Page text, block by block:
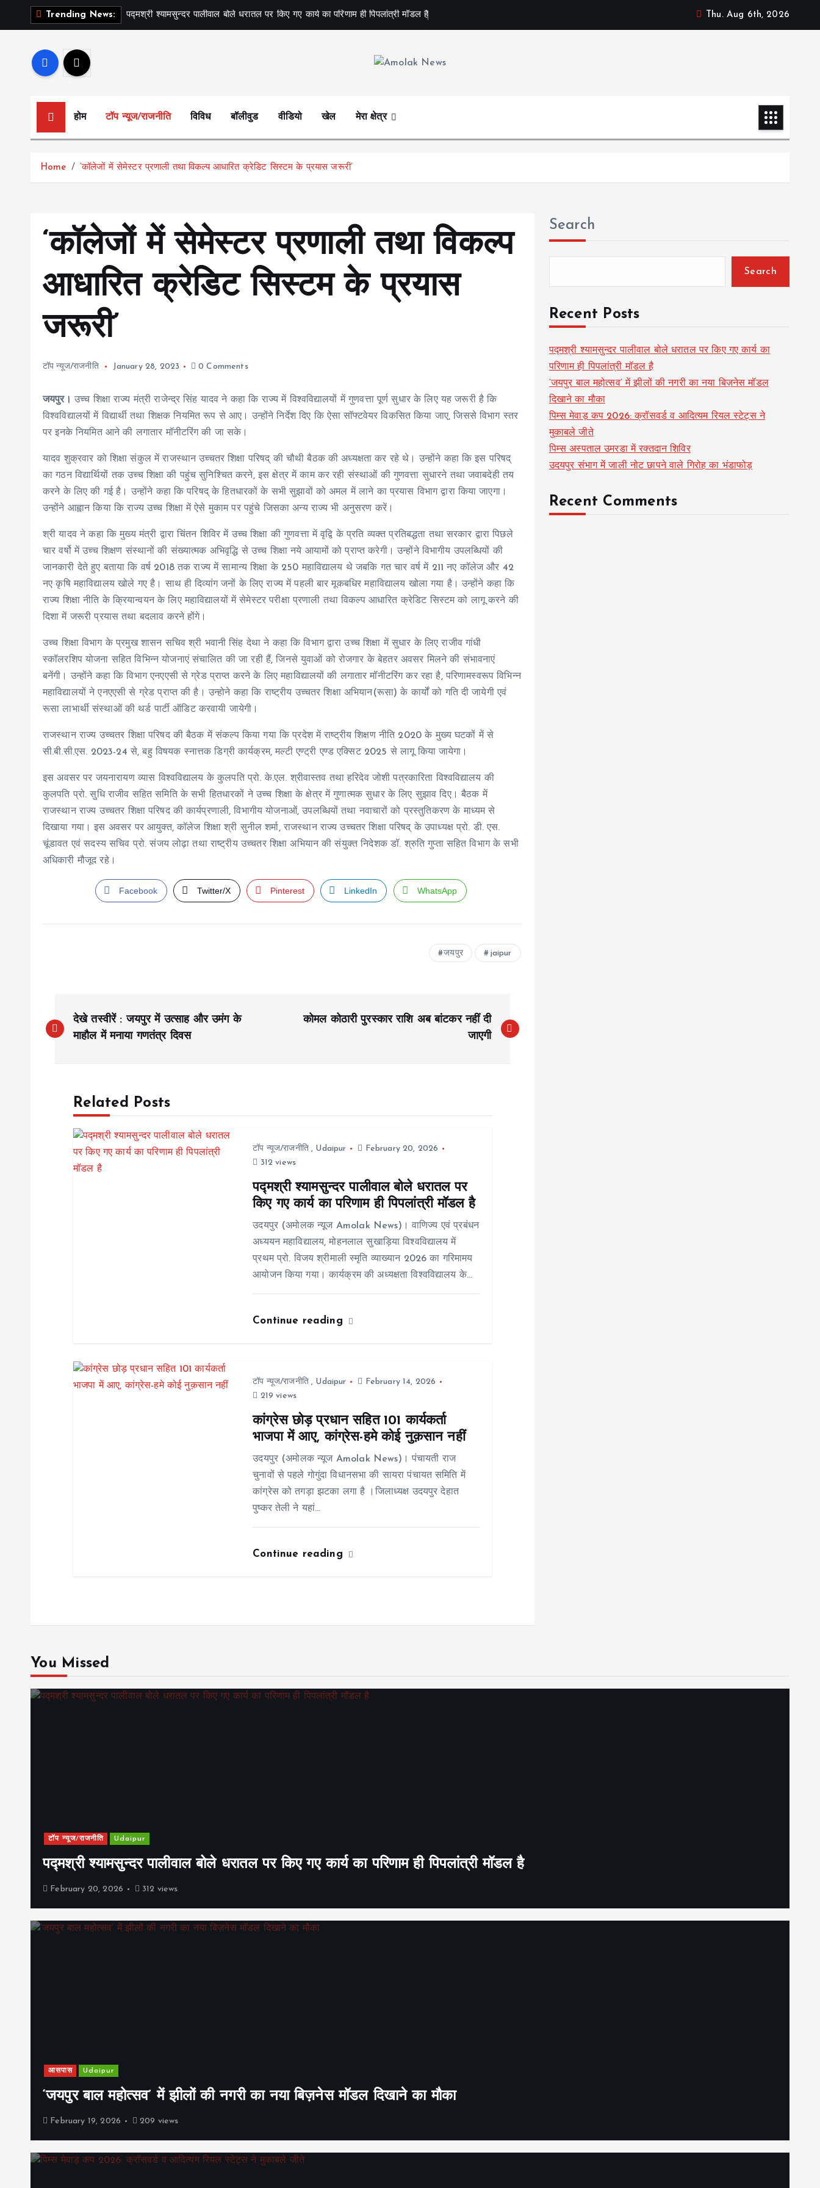
Trending News: पद्मश्री श्यामसुन्दर पालीवाल बोले धरातल पर किए गए कार्य का परिणाम ही पिपलांत्री मॉडल है Thu. Aug 6th, 2026
होम टॉप न्यूज/राजनीति विविध बॉलीवुड वीडियो खेल मेरा क्षेत्र
Home ‘कॉलेजों में सेमेस्टर प्रणाली तथा विकल्प आधारित क्रेडिट सिस्टम के प्रयास जरूरी’
‘कॉलेजों में सेमेस्टर प्रणाली तथा विकल्प
आधारित क्रेडिट सिस्टम के प्रयास
जरूरी’
टॉप न्यूज/राजनीति January 28, 2023 0 Comments
जयपुर।
उच्च शिक्षा राज्य मंत्री राजेन्द्र सिंह यादव ने कहा कि राज्य में विश्वविद्यालयों में गुणवत्ता पूर्ण सुधार के लिए यह जरूरी है कि
विश्वविद्यालयों में विद्यार्थी तथा शिक्षक नियमित रूप से आए। उन्होंने निर्देश दिए कि ऐसा सॉफ्टवेयर विकसित किया जाए, जिससे विभाग स्तर
पर इनके नियमित आने की लगातार मॉनीटरिंग की जा सके।
यादव शुक्रवार को शिक्षा संकुल में राजस्थान उच्चतर शिक्षा परिषद् की चौथी बैठक की अध्यक्षता कर रहे थे। उन्होंने कहा कि इस परिषद्
का गठन विद्यार्थियों तक उच्च शिक्षा की पहुंच सुनिश्चित करने, इस क्षेत्र में काम कर रही संस्थाओं की गुणवत्ता सुधारने तथा जवाबदेही तय
करने के लिए की गई है। उन्होंने कहा कि परिषद् के हितधारकों के सभी सुझावों को अमल में लाने का प्रयास विभाग द्वारा किया जाएगा।
उन्होंने आह्वान किया कि राज्य उच्च शिक्षा में ऐसे मुकाम पर पहुंचे जिसका अन्य राज्य भी अनुसरण करें।
श्री यादव ने कहा कि मुख्य मंत्री द्वारा चिंतन शिविर में उच्च शिक्षा की गुणवत्ता में वृद्वि के प्रति व्यक्त प्रतिबद्धता तथा सरकार द्वारा पिछले
चार वर्षो में उच्च शिक्षण संस्थानों की संख्यात्मक अभिवृद्धि से उच्च शिक्षा नये आयामों को प्राप्त करेगी। उन्होंने विभागीय उपलब्धियों की
जानकारी देते हुए बताया कि वर्ष 2018 तक राज्य में सामान्य शिक्षा के 250 महाविद्यालय थे जबकि गत चार वर्ष में 211 नए कॉलेज और 42
नए कृषि महाविद्यालय खोले गए है। साथ ही दिव्यांग जनों के लिए राज्य में पहली बार मूकबधिर महाविद्यालय खोला गया है। उन्होंने कहा कि
राज्य शिक्षा नीति के क्रियान्वयन के लिए महाविद्यालयों में सेमेस्टर परीक्षा प्रणाली तथा विकल्प आधारित क्रेडिट सिस्टम को लागू करने की
दिशा में जरूरी प्रयास तथा बदलाव करने होंगे।
उच्च शिक्षा विभाग के प्रमुख शासन सचिव श्री भवानी सिंह देथा ने कहा कि विभाग द्वारा उच्च शिक्षा में सुधार के लिए राजीव गांधी
स्कॉलरशिप योजना सहित विभिन्न योजनाएं संचालित की जा रही हैं, जिनसे युवाओं को रोजगार के बेहतर अवसर मिलने की संभावनाएं
बनेंगी। उन्होंने कहा कि विभाग एनएएसी से ग्रेड प्राप्त करने के लिए महाविद्यालयों की लगातार मॉनीटरिंग कर रहा है, परिणामस्वरूप विभिन्न
महाविद्यालयों ने एनएएसी से ग्रेड प्राप्त की है। उन्होने कहा कि राष्ट्रीय उच्चतर शिक्षा अभियान(रूसा) के कार्यों को गति दी जायेगी एवं
रूसा लाभार्थी संस्थाओं की थर्ड पार्टी ऑडिट करवायी जायेगी।
राजस्थान राज्य उच्चतर शिक्षा परिषद की बैठक में संकल्प किया गया कि प्रदेश में राष्ट्रीय शिक्षण नीति 2020 के मुख्य घटकों में से
सी.बी.सी.एस. 2023-24 से, बहु विषयक स्नात्तक डिग्री कार्यक्रम, मल्टी एण्ट्री एण्ड एक्सिट 2025 से लागू किया जायेगा।
इस अवसर पर जयनारायण व्यास विश्वविद्यालय के कुलपति प्रो. के.एल. श्रीवास्तव तथा हरिदेव जोशी पत्रकारिता विश्वविद्यालय की
कुलपति प्रो. सुधि राजीव सहित समिति के सभी हितधारकों ने उच्च शिक्षा के क्षेत्र में गुणात्मक सुधार के लिए सुझाव दिए। बैठक में
राजस्थान राज्य उच्चतर शिक्षा परिषद की कार्यप्रणाली, विभागीय योजनाओं, उपलब्धियों तथा नवाचारों को प्रस्तुतिकरण के माध्यम से
दिखाया गया। इस अवसर पर आयुक्त, कॉलेज शिक्षा श्री सुनील शर्मा, राजस्थान राज्य उच्चतर शिक्षा परिषद् के उपाध्यक्ष प्रो. डी. एस.
चूंडावत एवं सदस्य सचिव प्रो. संजय लोढ़ा तथा राष्ट्रीय उच्चतर शिक्षा अभियान की संयुक्त निदेशक डॉ. श्रुति गुप्ता सहित विभाग के सभी
अधिकारी मौजूद रहे।
Facebook Twitter/X Pinterest LinkedIn WhatsApp
जयपुर jaipur
o
देखे तस्वीरें : जयपुर में उत्साह और उमंग के
माहौल में मनाया गणतंत्र दिवस
कोमल कोठारी पुरस्कार राशि अब बांटकर नहीं दी
जाएगी
Related Posts
टॉप न्यूज/राजनीति, Udaipur
February 20, 2026
312 views
पद्मश्री श्यामसुन्दर पालीवाल बोले धरातल पर
किए गए कार्य का परिणाम ही पिपलांत्री मॉडल है
उदयपुर (अमोलक न्यूज Amolak News)। वाणिज्य एवं प्रबंधन
अध्ययन महाविद्यालय, मोहनलाल सुखाड़िया विश्वविद्यालय में
प्रथम प्रो. विजय श्रीमाली स्मृति व्याख्यान 2026 का गरिमामय
आयोजन किया गया। कार्यक्रम की अध्यक्षता विश्वविद्यालय के…
Continue reading
टॉप न्यूज/राजनीति, Udaipur
February 14, 2026
219 views
कांग्रेस छोड़ प्रधान सहित 101 कार्यकर्ता
भाजपा में आए, कांग्रेस-हमे कोई नुक़सान नहीं
उदयपुर (अमोलक न्यूज Amolak News)। पंचायती राज
चुनावों से पहले गोगुंदा विधानसभा की सायरा पंचायत समिति में
कांग्रेस को तगड़ा झटका लगा है ।जिलाध्यक्ष उदयपुर देहात
पुष्कर तेली ने यहां…
Continue reading
Search
Search
Recent Posts
पद्मश्री श्यामसुन्दर पालीवाल बोले धरातल पर किए गए कार्य का
परिणाम ही पिपलांत्री मॉडल है
‘जयपुर बाल महोत्सव’ में झीलों की नगरी का नया बिज़नेस मॉडल
दिखाने का मौका
पिम्स मेवाड़ कप 2026: क्रॉसवर्ड व आदित्यम रियल स्टेट्स ने
मुकाबले जीते
पिम्स अस्पताल उमरडा में रक्तदान शिविर
उदयपुर संभाग में जाली नोट छापने वाले गिरोह का भंडाफोड़
Recent Comments
You Missed
टॉप न्यूज/राजनीति Udaipur
पद्मश्री श्यामसुन्दर पालीवाल बोले धरातल पर किए गए कार्य का परिणाम ही पिपलांत्री मॉडल है
February 20, 2026 312 views
आसपास Udaipur
‘जयपुर बाल महोत्सव’ में झीलों की नगरी का नया बिज़नेस मॉडल दिखाने का मौका
February 19, 2026 209 views